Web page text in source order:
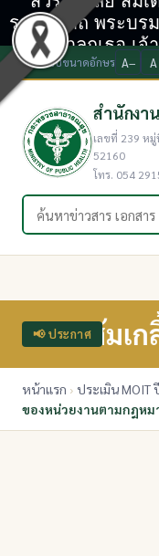
ราชินีนาถ พระบร
พระเจ้าลูกเธอ เ
ปรับขนาดอักษร A− A
สำนักงา
เลขที่ 239 ห
52160
โทร. 054
ค้นหาในเว็บไซต์
📢 ประกาศ
เกลี้
หน้าแรก › ประเมิน MOIT
ของหน่วยงานตามกฎห